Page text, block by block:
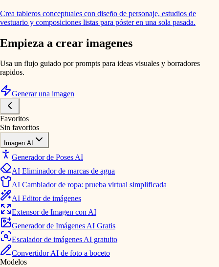
Crea tableros conceptuales con diseño de personaje, estudios de
vestuario y composiciones listas para póster en una sola pasada.
Empieza a crear imagenes
Usa un flujo guiado por prompts para ideas visuales y borradores
rapidos.
Generar una imagen
Favoritos
Sin favoritos
Imagen AI
Generador de Poses AI
AI Eliminador de marcas de agua
AI Cambiador de ropa: prueba virtual simplificada
AI Editor de imágenes
Extensor de Imagen con AI
Generador de Imágenes AI Gratis
Escalador de imágenes AI gratuito
Convertidor AI de foto a boceto
Modelos